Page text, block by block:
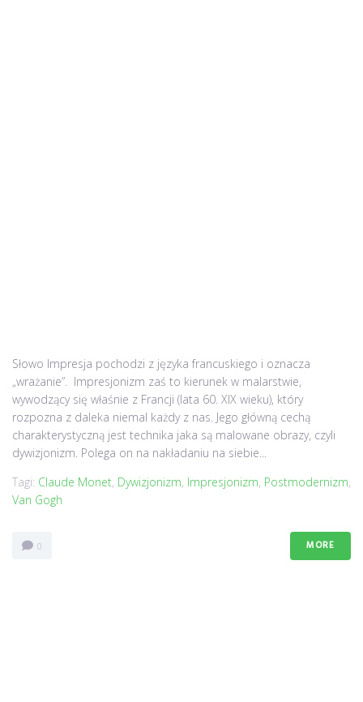
Słowo Impresja pochodzi z języka francuskiego i oznacza
„wrażanie”. Impresjonizm zaś to kierunek w malarstwie,
wywodzący się właśnie z Francji (lata 60. XIX wieku), który
rozpozna z daleka niemal każdy z nas. Jego główną cechą
charakterystyczną jest technika jaka są malowane obrazy, czyli
dywizjonizm. Polega on na nakładaniu na siebie...
Tagi: Claude Monet, Dywizjonizm, Impresjonizm, Postmodernizm,
Van Gogh
0 MORE